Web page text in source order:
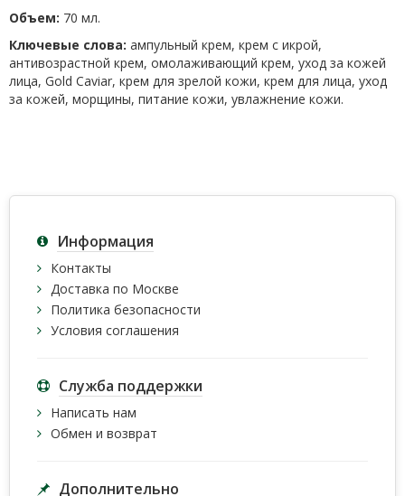
Объем: 70 мл.
Ключевые слова: ампульный крем, крем с икрой,
антивозрастной крем, омолаживающий крем, уход за кожей
лица, Gold Caviar, крем для зрелой кожи, крем для лица, уход
за кожей, морщины, питание кожи, увлажнение кожи.
Информация
Контакты
Доставка по Москве
Политика безопасности
Условия соглашения
Служба поддержки
Написать нам
Обмен и возврат
Дополнительно